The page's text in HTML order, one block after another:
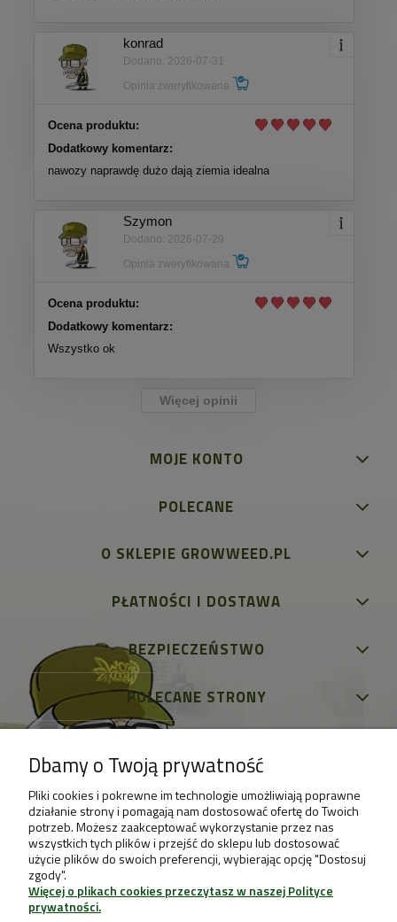
konrad
Dodano: 2026-07-31
Opinia zweryfikowana
Ocena produktu:
Dodatkowy komentarz:
nawozy naprawdę dużo dają ziemia idealna
Szymon
Dodano: 2026-07-29
Opinia zweryfikowana
Ocena produktu:
Dodatkowy komentarz:
Wszystko ok
Więcej opinii
MOJE KONTO
POLECANE
O SKLEPIE GROWWEED.PL
PŁATNOŚCI I DOSTAWA
BEZPIECZEŃSTWO
POLECANE STRONY
Dbamy o Twoją prywatność
Pliki cookies i pokrewne im technologie umożliwiają poprawne
działanie strony i pomagają nam dostosować ofertę do Twoich
potrzeb. Możesz zaakceptować wykorzystanie przez nas
wszystkich tych plików i przejść do sklepu lub dostosować
użycie plików do swoich preferencji, wybierając opcję "Dostosuj
zgody".
Więcej o plikach cookies przeczytasz w naszej Polityce
prywatności.